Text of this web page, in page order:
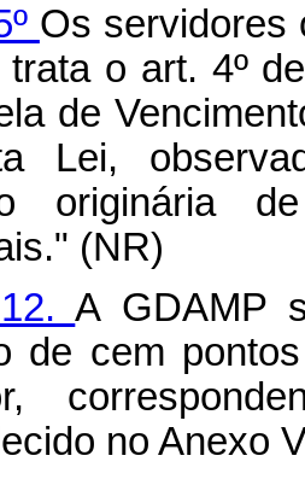
Os servidores
o art. 4º
de
Lei,
originária
(NR)
A GDAMP
de cem
no Anexo